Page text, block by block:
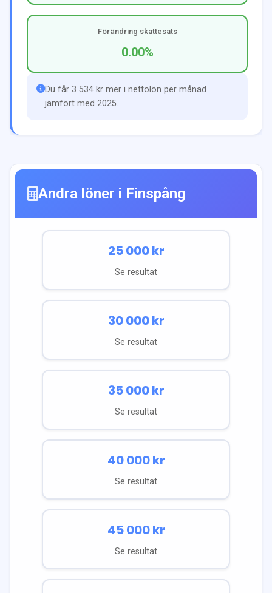
Förändring skattesats
0.00%
Du får 3 534 kr mer i nettolön per månad
jämfört med 2025.
Andra löner i Finspång
25 000kr
Se resultat
30 000kr
Se resultat
35 000kr
Se resultat
40 000kr
Se resultat
45 000kr
Se resultat